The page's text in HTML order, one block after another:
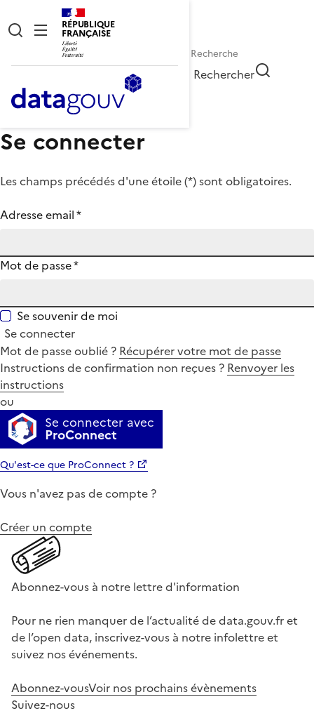
RÉPUBLIQUE
FRANÇAISE
Rechercher
Se connecter
Les champs précédés d'une étoile (*) sont obligatoires.
Adresse email*
Mot de passe*
Se souvenir de moi
Se connecter
Mot de passe oublié ? Récupérer votre mot de passe
Instructions de confirmation non reçues ? Renvoyer les
instructions
ou
Se connecter avec
ProConnect
Qu'est-ce que ProConnect ?
Vous n'avez pas de compte ?
Créer un compte
Abonnez-vous à notre lettre d'information
Pour ne rien manquer de l’actualité de data.gouv.fr et
de l’open data, inscrivez-vous à notre infolettre et
suivez nos événements.
Abonnez-vousVoir nos prochains évènements
Suivez-nous